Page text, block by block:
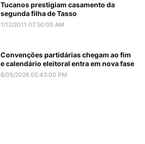
Tucanos prestigiam casamento da
segunda filha de Tasso
1/12/2011 07:50:00 AM
Convenções partidárias chegam ao fim
e calendário eleitoral entra em nova fase
8/05/2026 05:43:00 PM